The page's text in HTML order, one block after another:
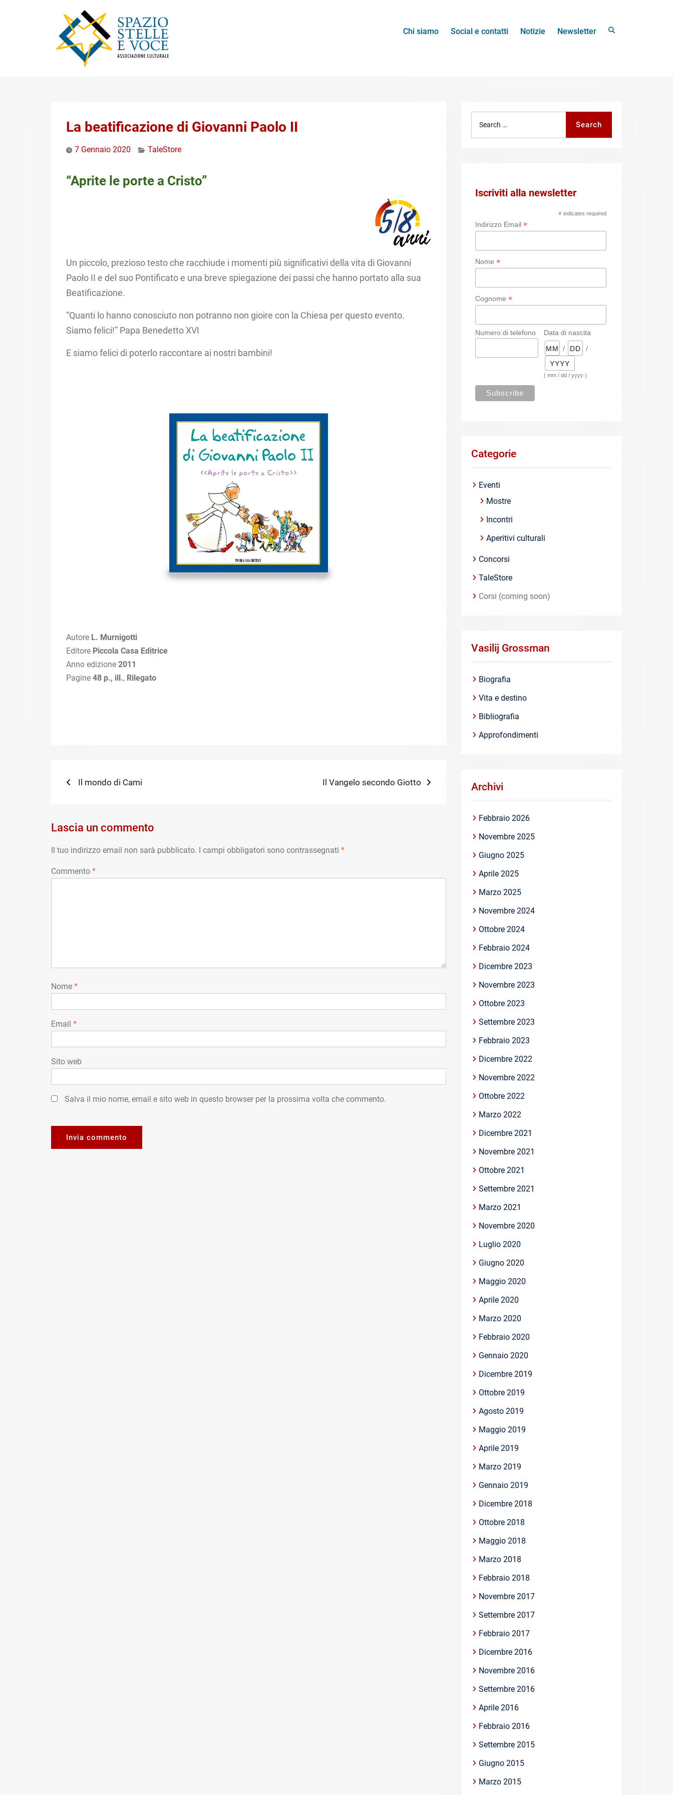
Chi siamo Social e contatti Notizie Newsletter
La beatificazione di Giovanni Paolo II
7 Gennaio 2020 TaleStore
“Aprite le porte a Cristo”
Un piccolo, prezioso testo che racchiude i momenti più significativi della vita di Giovanni
Paolo II e del suo Pontificato e una breve spiegazione dei passi che hanno portato alla sua
Beatificazione.​
“Quanti lo hanno conosciuto non potranno non gioire con la Chiesa per questo evento.
Siamo felici!” ​Papa Benedetto XVI​
E siamo felici di poterlo raccontare ai nostri bambini! ​
Autore L. Murnigotti
Editore Piccola Casa Editrice
Anno edizione 2011
Pagine 48 p., ill., Rilegato
Navigazione
Previous
Il mondo di Cami
Next
Il Vangelo secondo Giotto
Lascia un commento
Il tuo indirizzo email non sarà pubblicato. I campi obbligatori sono contrassegnati *
Commento *
Nome *
Email *
Sito web
Salva il mio nome, email e sito web in questo browser per la prossima volta che commento.
Search
Iscriviti alla newsletter
* indicates required
Indirizzo Email*
Nome*
Cognome*
Numero di telefono
Data di nascita
/
/
( mm / dd / yyyy )
Categorie
Eventi
Mostre
Incontri
Aperitivi culturali
Concorsi
TaleStore
Corsi (coming soon)
Vasilij Grossman
Biografia
Vita e destino
Bibliografia
Approfondimenti
Archivi
Febbraio 2026
Novembre 2025
Giugno 2025
Aprile 2025
Marzo 2025
Novembre 2024
Ottobre 2024
Febbraio 2024
Dicembre 2023
Novembre 2023
Ottobre 2023
Settembre 2023
Febbraio 2023
Dicembre 2022
Novembre 2022
Ottobre 2022
Marzo 2022
Dicembre 2021
Novembre 2021
Ottobre 2021
Settembre 2021
Marzo 2021
Novembre 2020
Luglio 2020
Giugno 2020
Maggio 2020
Aprile 2020
Marzo 2020
Febbraio 2020
Gennaio 2020
Dicembre 2019
Ottobre 2019
Agosto 2019
Maggio 2019
Aprile 2019
Marzo 2019
Gennaio 2019
Dicembre 2018
Ottobre 2018
Maggio 2018
Marzo 2018
Febbraio 2018
Novembre 2017
Settembre 2017
Febbraio 2017
Dicembre 2016
Novembre 2016
Settembre 2016
Aprile 2016
Febbraio 2016
Settembre 2015
Giugno 2015
Marzo 2015